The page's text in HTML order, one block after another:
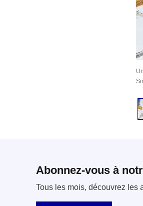
Abonnez-vous à
Tous les mois, découvrez les